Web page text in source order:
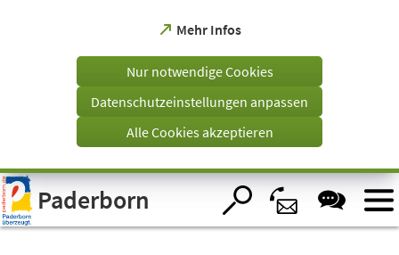
Visuelle
Assistenzsoftware
öffnen.
Mehr Infos
(Öffnet
einem
Tab)
Nur notwendige Cookies
Datenschutzeinstellungen anpassen
Alle Cookies akzeptieren
Paderborn